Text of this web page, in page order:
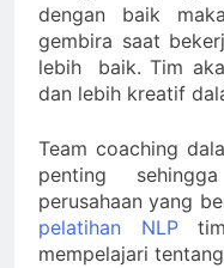
dengan baik
gembira saat
lebih baik. Tim
dan lebih kreatif
Team coaching
penting
perusahaan yang
pelatihan NLPtim
mempelajari